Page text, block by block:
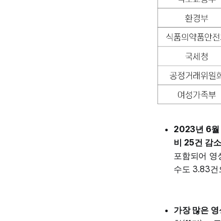
2023년 6월
비 25건 감
포함되어 영
수도 3.83건
가장 많은